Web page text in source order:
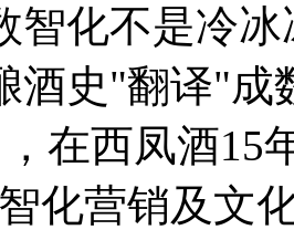
智化不是冷
酒史"翻译"成
在西凤酒15
化营销及文